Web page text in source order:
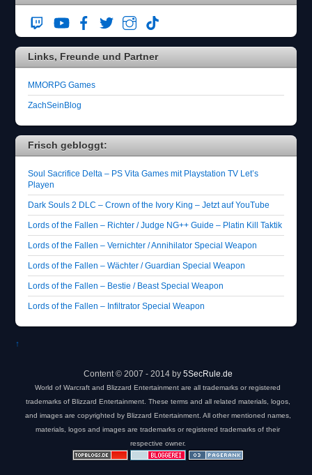
Links, Freunde und Partner
MMORPG Games
ZachSeinBlog
Frisch gebloggt:
Soul Sacrifice Delta – PS Vita Games mit Playstation TV Let’s
Playen
Dark Souls 2 DLC – Crown of the Ivory King – Jetzt auf YouTube
Lords of the Fallen – Richter / Judge NG++ Guide – Platin Kill Taktik
Lords of the Fallen – Vernichter / Annihilator Special Weapon
Lords of the Fallen – Wächter / Guardian Special Weapon
Lords of the Fallen – Bestie / Beast Special Weapon
Lords of the Fallen – Infiltrator Special Weapon
↑
Content © 2007 - 2014 by 5SecRule.de
World of Warcraft and Blizzard Entertainment are all trademarks or registered
trademarks of Blizzard Entertainment. These terms and all related materials, logos,
and images are copyrighted by Blizzard Entertainment. All other mentioned names,
materials, logos and images are trademarks or registered trademarks of their
respective owner.